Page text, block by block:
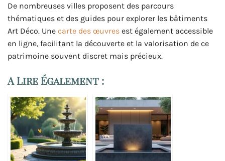
De nombreuses villes proposent des parcours
thématiques et des guides pour explorer les bâtiments
Art Déco. Une carte des œuvres est également accessible
en ligne, facilitant la découverte et la valorisation de ce
patrimoine souvent discret mais précieux.
A Lire Également :